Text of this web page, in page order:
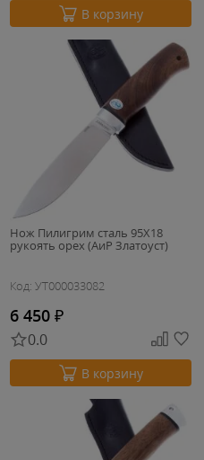
В корзину
Нож Пилигрим сталь 95Х18
рукоять орех (АиР Златоуст)
Код: УТ000033082
6 450 ₽
0.0
В корзину